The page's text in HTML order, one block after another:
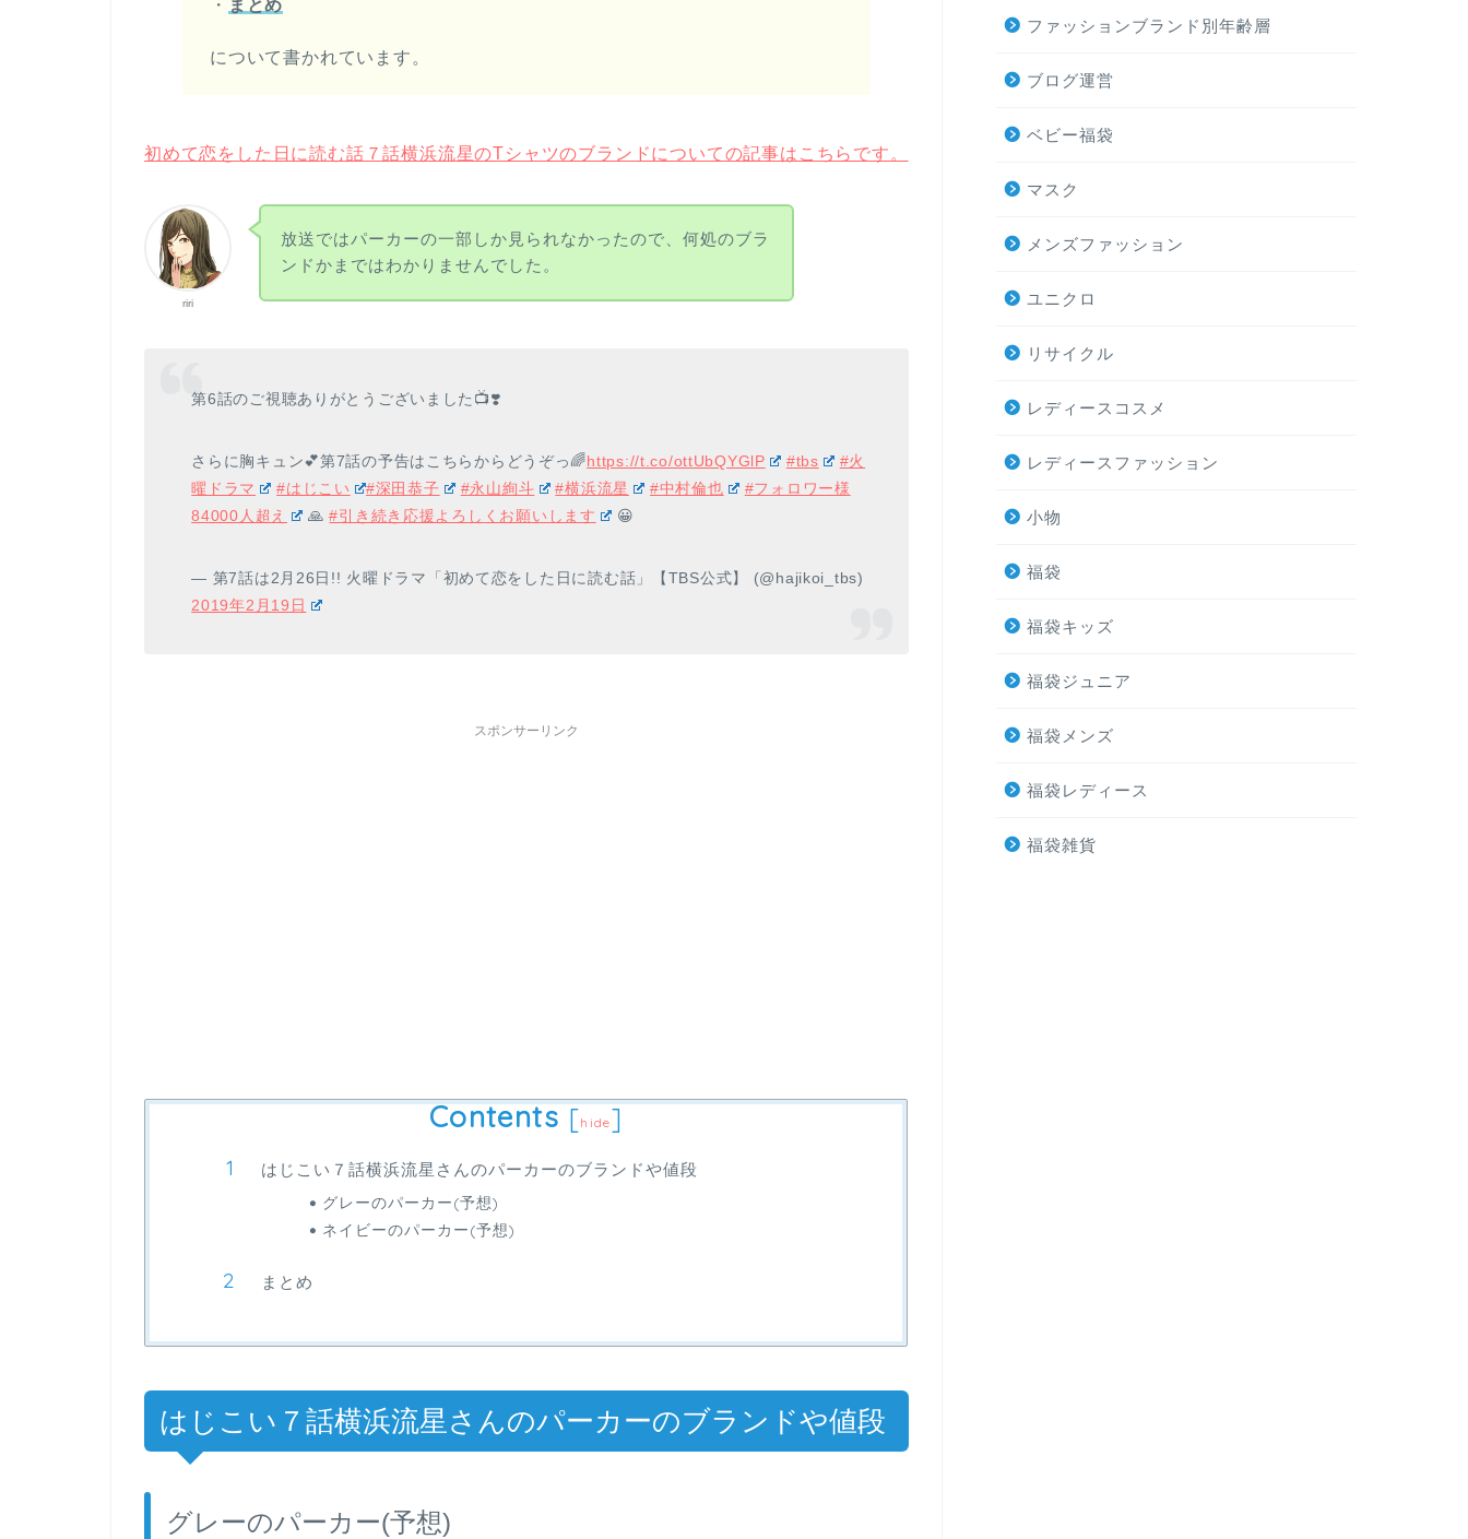
・ まとめ
について書かれています。
初めて恋をした日に読む話７話横浜流星のTシャツのブランドについての記事はこちらです。
riri
放送ではパーカーの一部しか見られなかったので、何処のブラ
ンドかまではわかりませんでした。
第6話のご視聴ありがとうございました📺❣️
さらに胸キュン💕第7話の予告はこちらからどうぞっ🌈https://t.co/ottUbQYGlP #tbs
#火
曜ドラマ
#はじこい #深田恭子 #永山絢斗 #横浜流星 #中村倫也
#フォロワー様
84000人超え
🙏#引き続き応援よろしくお願いします 😀
— 第7話は2月26日!! 火曜ドラマ「初めて恋をした日に読む話」【TBS公式】 (@hajikoi_tbs)
2019年2月19日
スポンサーリンク
Contents [hide]
はじこい７話横浜流星さんのパーカーのブランドや値段
グレーのパーカー(予想)
ネイビーのパーカー(予想)
まとめ
はじこい７話横浜流星さんのパーカーのブランドや値段
グレーのパーカー(予想)
ファッションブランド別年齢層
ブログ運営
ベビー福袋
マスク
メンズファッション
ユニクロ
リサイクル
レディースコスメ
レディースファッション
小物
福袋
福袋キッズ
福袋ジュニア
福袋メンズ
福袋レディース
福袋雑貨